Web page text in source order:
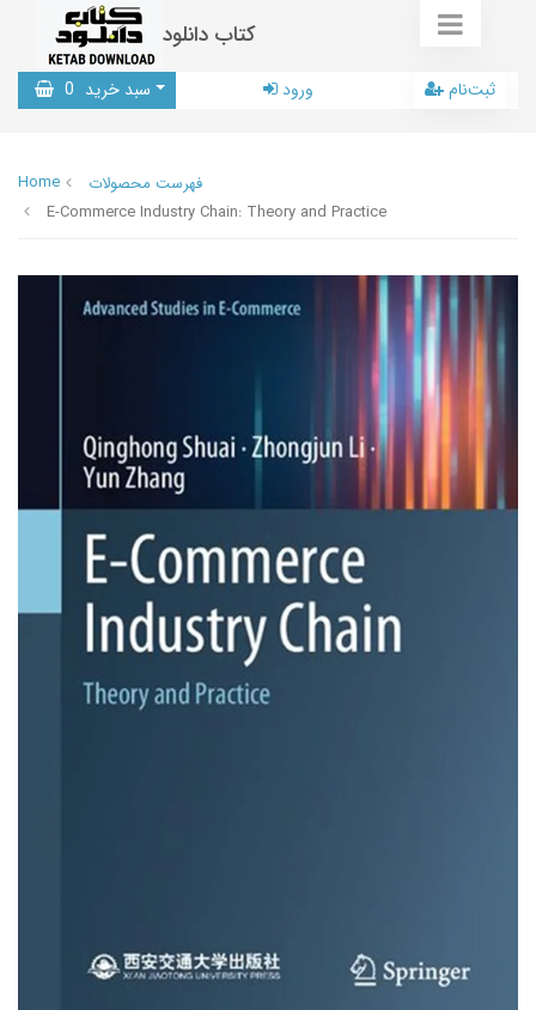
کتاب دانلود
سبد خرید 0 ورود ثبت‌نام
Home
فهرست محصولات
E-Commerce Industry Chain: Theory and Practice